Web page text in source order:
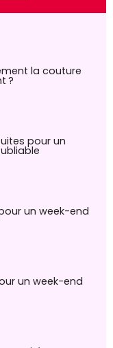
la couture
?
pour un
un week-end
un week-end